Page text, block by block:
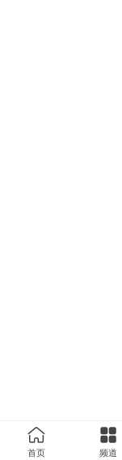
首页 频道